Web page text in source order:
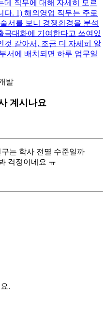
데 직무에 대해 자세히 모르
다. 1) 해외영업 직무는 주로
서를 보니 경쟁환경을 분석
극대화에 기여한다고 쓰여있
것 같아서, 조금 더 자세히 알
서에 배치되면 하루 업무일
발
계시나요
는 학사 전멸 수준일까
걱정이네요 ㅠ
.